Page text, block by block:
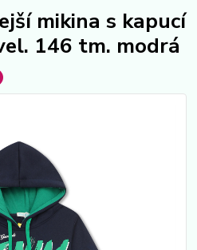
mikina s kapucí
146 tm. modrá